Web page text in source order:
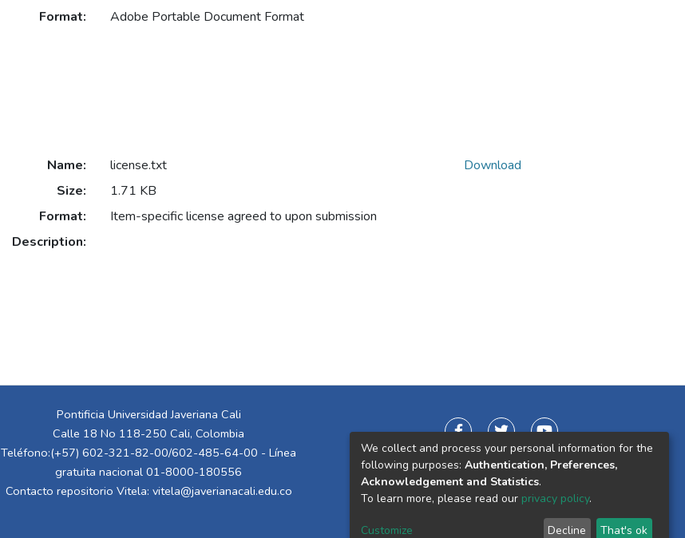
Format:
Adobe Portable Document Format
Name:
license.txt
Size:
1.71 KB
Format:
Item-specific license agreed to upon submission
Description:
Download
Pontificia Universidad Javeriana Cali
Calle 18 No 118-250 Cali, Colombia
Teléfono:(+57) 602-321-82-00/602-485-64-00 - Línea
gratuita nacional 01-8000-180556
Contacto repositorio Vitela: vitela@javerianacali.edu.co
We collect and process your personal information for the
following purposes: Authentication, Preferences,
Acknowledgement and Statistics.
To learn more, please read our privacy policy.
Customize Decline That's ok